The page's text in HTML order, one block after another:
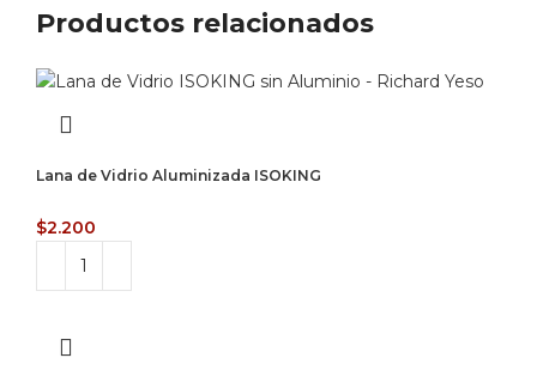
Productos relacionados
Lana de Vidrio Aluminizada ISOKING
$2.200